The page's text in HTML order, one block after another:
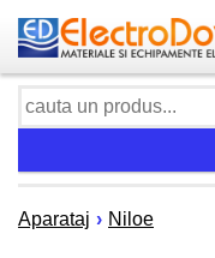
Aparataj › Niloe